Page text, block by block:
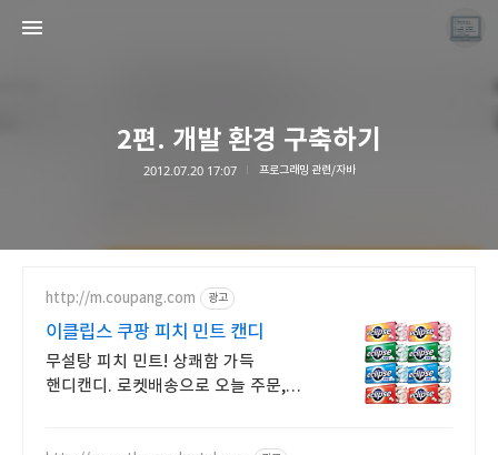
2편. 개발 환경 구축하기
2012.07.20 17:07 프로그래밍 관련/자바
http://m.coupang.com 광고
이클립스 쿠팡 피치 민트 캔디
무설탕 피치 민트! 상쾌함 가득
핸디캔디. 로켓배송으로 오늘 주문,
끝나지 않는 프로그래밍 일기